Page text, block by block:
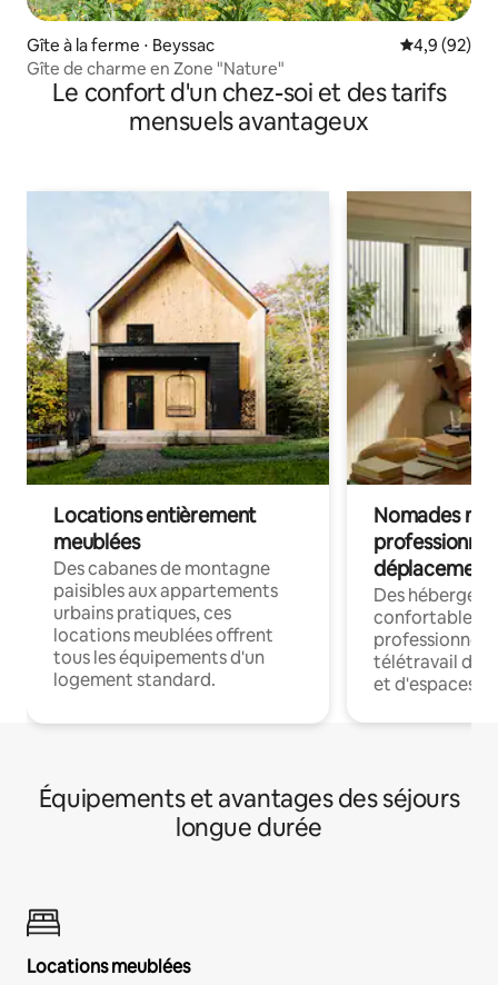
Gîte à la ferme ⋅ Beyssac Évaluation
4,9 (92)
Gîte de charme en Zone "Nature"
Le confort d'un chez-soi et des tarifs
mensuels avantageux
Locations entièrement
meublées
Des cabanes de montagne
paisibles aux appartements
urbains pratiques, ces
locations meublées offrent
tous les équipements d'un
logement standard.
Nomades
déplacement
Des
confortables
professionnels
télétravail
et d'espaces
Équipements et avantages des séjours
longue durée
Locations meublées